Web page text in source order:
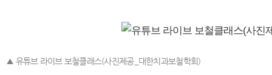
▲ 유튜브 라이브 보철클래스(사진제공_대한치과보철학회)